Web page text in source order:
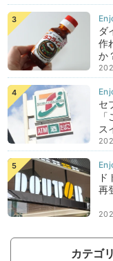
ダ
作
か
セ
ス
再
カテゴ